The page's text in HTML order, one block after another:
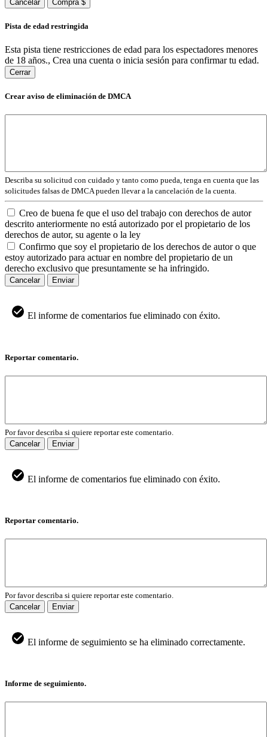
Cancelar Compra $
Pista de edad restringida
Esta pista tiene restricciones de edad para los espectadores menores
de 18 años., Crea una cuenta o inicia sesión para confirmar tu edad.
Cerrar
Crear aviso de eliminación de DMCA
Describa su solicitud con cuidado y tanto como pueda, tenga en cuenta que las
solicitudes falsas de DMCA pueden llevar a la cancelación de la cuenta.
Creo de buena fe que el uso del trabajo con derechos de autor
descrito anteriormente no está autorizado por el propietario de los
derechos de autor, su agente o la ley
Confirmo que soy el propietario de los derechos de autor o que
estoy autorizado para actuar en nombre del propietario de un
derecho exclusivo que presuntamente se ha infringido.
Cancelar Enviar
El informe de comentarios fue eliminado con éxito.
Reportar comentario.
Por favor describa si quiere reportar este comentario.
Cancelar
Enviar
El informe de comentarios fue eliminado con éxito.
Reportar comentario.
Por favor describa si quiere reportar este comentario.
Cancelar
Enviar
El informe de seguimiento se ha eliminado correctamente.
Informe de seguimiento.